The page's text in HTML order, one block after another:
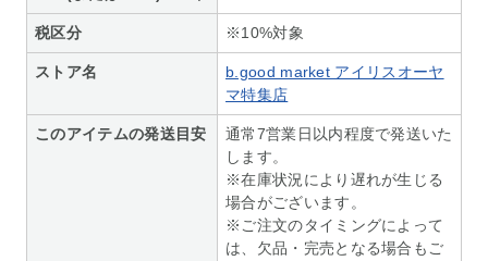
税区分 ※10%対象
ストア名
b.good market アイリスオーヤ
マ特集店
このアイテムの発送目安
通常7営業日以内程度で発送いた
します。
※在庫状況により遅れが生じる
場合がございます。
※ご注文のタイミングによって
は、欠品・完売となる場合もご